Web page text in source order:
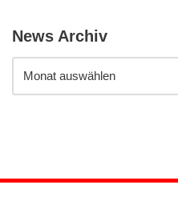
News Archiv